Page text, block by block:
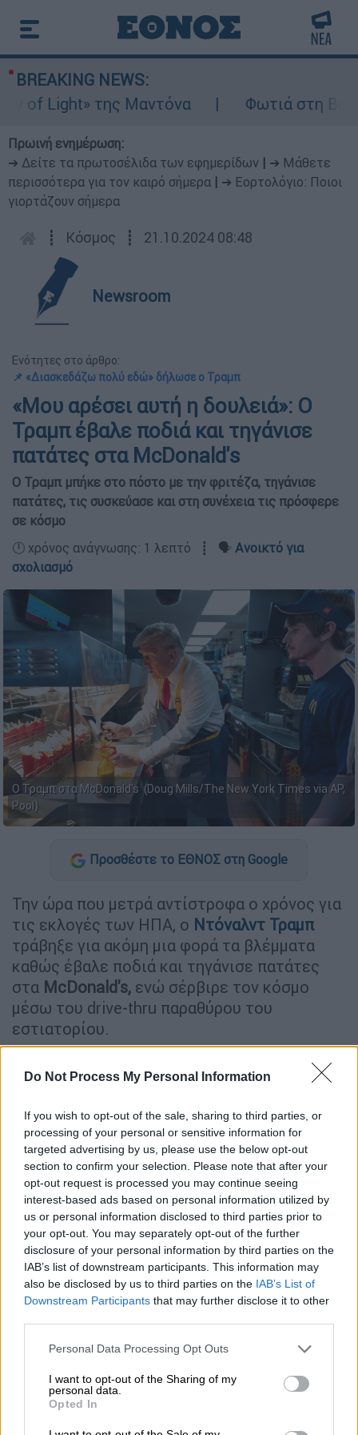
Do Not Process My Personal Information
If you wish to opt-out of the sale, sharing to third parties, or
processing of your personal or sensitive information for
targeted advertising by us, please use the below opt-out
section to confirm your selection. Please note that after your
opt-out request is processed you may continue seeing
interest-based ads based on personal information utilized by
us or personal information disclosed to third parties prior to
your opt-out. You may separately opt-out of the further
disclosure of your personal information by third parties on the
IAB’s list of downstream participants. This information may
also be disclosed by us to third parties on the IAB’s List of
Downstream Participants that may further disclose it to other
Please note that this website/app uses one or more Google
not limited to your visit or usage behaviour. You may click to
grant or deny consent to Google and its third-party tags to
use your data for below specified purposes in below Google
consent section.
Personal Data Processing Opt Outs
I want to opt-out of the Sharing of my
personal data.
Opted In
BREAKING NEWS:
Light» της Μαντόνα
Φωτιά στη
Πρωινή ενημέρωση:
➔ Δείτε τα πρωτοσέλιδα των εφημερίδων
➔ Μάθετε
περισσότερα για τον καιρό σήμερα
➔ Εορτολόγιο: Ποιοι
γιορτάζουν σήμερα
┋ Κόσμος ┋ 21.10.2024 08:48
Newsroom
Ενότητες στο άρθρο:
📌 «Διασκεδάζω πολύ εδώ» δήλωσε ο Τραμπ
«Μου αρέσει αυτή η δουλειά»: Ο
Τραμπ έβαλε ποδιά και τηγάνισε
πατάτες στα McDonald's
Ο Τραμπ μπήκε στο πόστο με την φριτέζα, τηγάνισε
πατάτες, τις συσκεύασε και στη συνέχεια τις πρόσφερε
σε κόσμο
🕛 χρόνος ανάγνωσης: 1 λεπτό ┋ 🗣️ Ανοικτό για
σχολιασμό
Ο Τραμπ στα McDonald's (Doug Mills/The New York Times via AP,
Pool)
Προσθέστε το ΕΘΝΟΣ στη Google
Την ώρα που μετρά αντίστροφα ο χρόνος για
τις εκλογές των ΗΠΑ, ο Ντόναλντ Τραμπ
τράβηξε για ακόμη μια φορά τα βλέμματα
καθώς έβαλε ποδιά και τηγάνισε πατάτες
στα McDonald's, ενώ σέρβιρε τον κόσμο
μέσω του drive-thru παραθύρου του
εστιατορίου.
ΔΙΑΒΑΣΤΕ ΕΠΙΣΗΣ
Κόσμος|20.10.2024 09:54
Μοιράζει λεφτά ο Μασκ μέχρι τις
εκλογές των ΗΠΑ - Σε ποιους θα δίνει
1.000.000 δολάρια την ημέρα!
«Διασκεδάζω πολύ εδώ» δήλωσε ο
Τραμπ
«Ψάχνω δουλειά και πάντα ήθελα να
δουλέψω σταMcDonald's.Δεν το έκανα
», είπε στον υπεύθυνο καταστήματος
στην Πενσυλβάνια και στη συνέχεια του
πρόσφεραν μια στολή και του έδειξαν τα
κατατόπια.